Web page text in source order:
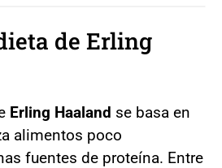
de Erling
Erling Haaland se basa en
alimentos poco
fuentes de proteína. Entre